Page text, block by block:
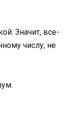
Значит, все-
числу, не